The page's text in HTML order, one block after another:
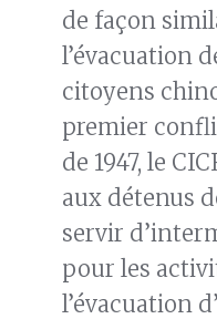
de façon
l’évacuation
citoyens
premier
de 1947, le
aux détenus
servir
pour les
l’évacuation